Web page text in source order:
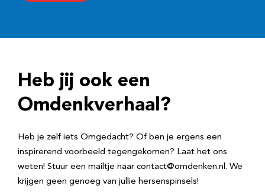
r
e
Heb jij ook een
Omdenkverhaal?
Heb je zelf iets Omgedacht? Of ben je ergens een
inspirerend voorbeeld tegengekomen? Laat het ons
weten! Stuur een mailtje naar contact@omdenken.nl. We
krijgen geen genoeg van jullie hersenspinsels!